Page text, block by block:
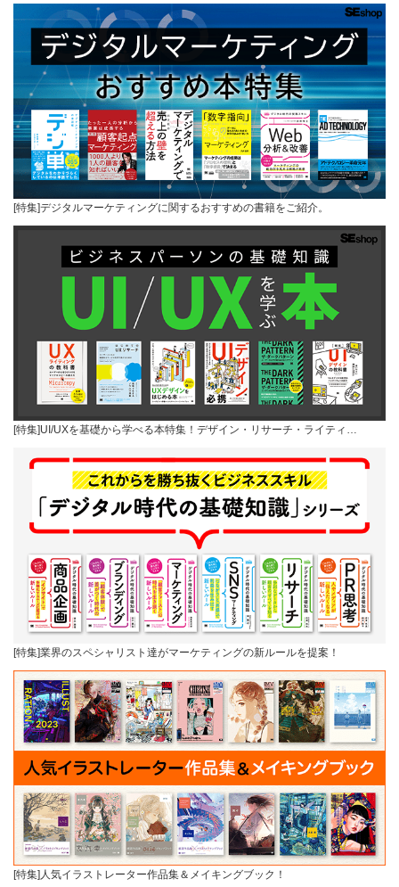
[特集]デジタルマーケティングに関するおすすめの書籍をご紹介。
[特集]UI/UXを基礎から学べる本特集！デザイン・リサーチ・ライティ…
[特集]業界のスペシャリスト達がマーケティングの新ルールを提案！
[特集]人気イラストレーター作品集＆メイキングブック！